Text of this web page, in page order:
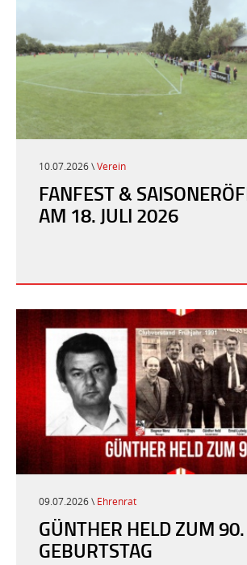
10.07.2026 \Verein
FANFEST &
AM 18. JULI 2026
09.07.2026 \ Ehrenrat
GÜNTHER HELD ZUM 90.
GEBURTSTAG